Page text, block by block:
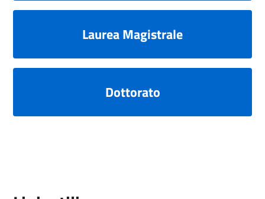
Laurea Magistrale
Dottorato